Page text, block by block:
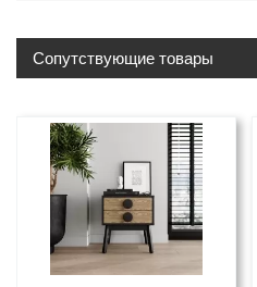
Сопутствующие товары